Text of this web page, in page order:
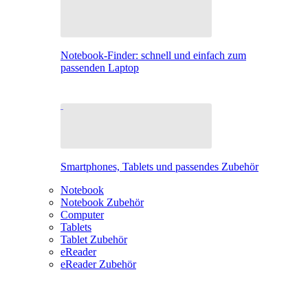
Notebook-Finder: schnell und einfach zum
passenden Laptop
Smartphones, Tablets und passendes Zubehör
Notebook
Notebook Zubehör
Computer
Tablets
Tablet Zubehör
eReader
eReader Zubehör